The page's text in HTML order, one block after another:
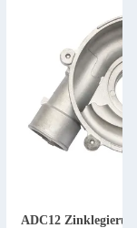
ADC12